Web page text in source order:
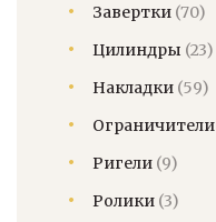
Завертки (70)
Цилиндры (23)
Накладки (59)
Ограничители
Ригели (9)
Ролики (3)